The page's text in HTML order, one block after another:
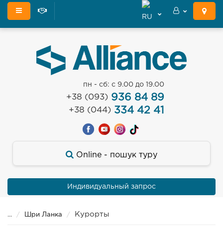
пн - сб: с 9.00 до 19.00
+38 (093)936 84 89
+38 (044)334 42 41
Оnline - пошук туру
Индивидуальный запрос
... Шри Ланка Курорты